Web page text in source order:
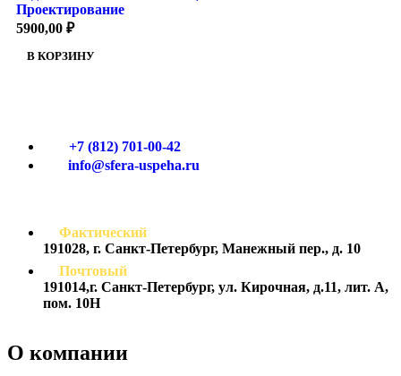
Проектирование
5900,00 ₽
В КОРЗИНУ
+7 (812) 701-00-42
info@sfera-uspeha.ru
Фактический
191028, г. Санкт-Петербург, Манежный пер., д. 10
Почтовый
191014,г. Санкт-Петербург, ул. Кирочная, д.11, лит. А,
пом. 10Н
О компании